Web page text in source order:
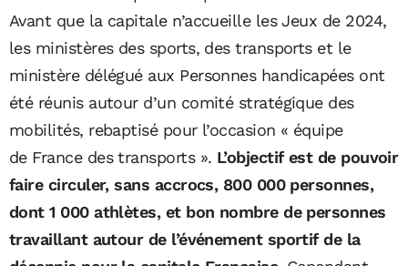
Avant que la capitale n’accueille les Jeux de 2024,
les ministères des sports, des transports et le
ministère délégué aux Personnes handicapées ont
été réunis autour d’un comité stratégique des
mobilités, rebaptisé pour l’occasion « équipe
de France des transports ». L’objectif est de pouvoir
faire circuler, sans accrocs, 800 000 personnes,
dont 1 000 athlètes, et bon nombre de personnes
travaillant autour de l’événement sportif de la